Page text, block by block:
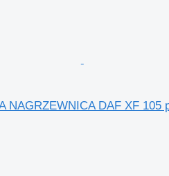
NAGRZEWNICA DAF XF 105